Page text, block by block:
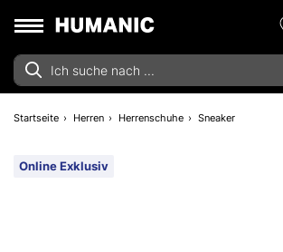
Startseite Herren Herrenschuhe Sneaker
Online Exklusiv